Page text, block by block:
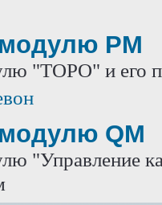
РМ
"ТОРО" и его
QM
"Управление